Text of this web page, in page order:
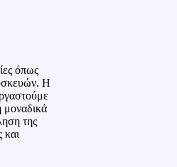
όπως
Η
μοναδικά
της
και